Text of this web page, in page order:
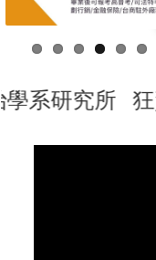
Previous
系研究所